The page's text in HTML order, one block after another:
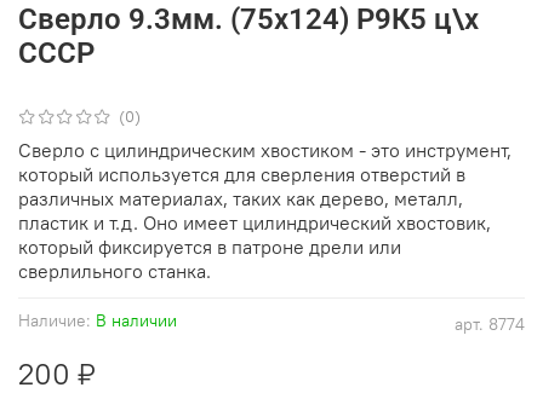
(0)
арт. 8774
Наличие: В наличии
Сверло 9.3мм. (75х124) Р9К5 ц\х
СССР
200 ₽
Сверло с цилиндрическим хвостиком - это инструмент,
который используется для сверления отверстий в
различных материалах, таких как дерево, металл,
пластик и т.д. Оно имеет цилиндрический хвостовик,
который фиксируется в патроне дрели или
сверлильного станка.